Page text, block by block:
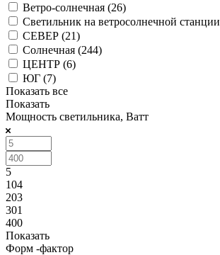
Ветро-солнечная (26)
Светильник на ветросолнечной
СЕВЕР (21)
Солнечная (244)
ЦЕНТР (6)
ЮГ (7)
Показать все
Показать
Мощность светильника, Ватт
5
104
203
301
400
Показать
Форм -фактор